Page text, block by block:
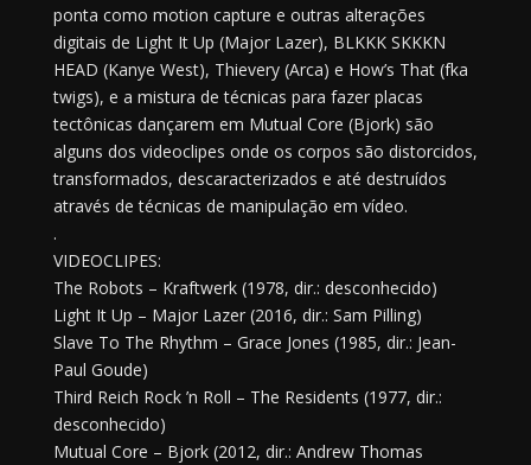
ponta como motion capture e outras alterações
digitais de Light It Up (Major Lazer), BLKKK SKKKN
HEAD (Kanye West), Thievery (Arca) e How’s That (fka
twigs), e a mistura de técnicas para fazer placas
tectônicas dançarem em Mutual Core (Bjork) são
alguns dos videoclipes onde os corpos são distorcidos,
transformados, descaracterizados e até destruídos
através de técnicas de manipulação em vídeo.
.
VIDEOCLIPES:
The Robots – Kraftwerk (1978, dir.: desconhecido)
Light It Up – Major Lazer (2016, dir.: Sam Pilling)
Slave To The Rhythm – Grace Jones (1985, dir.: Jean-
Paul Goude)
Third Reich Rock ’n Roll – The Residents (1977, dir.:
desconhecido)
Mutual Core – Bjork (2012, dir.: Andrew Thomas